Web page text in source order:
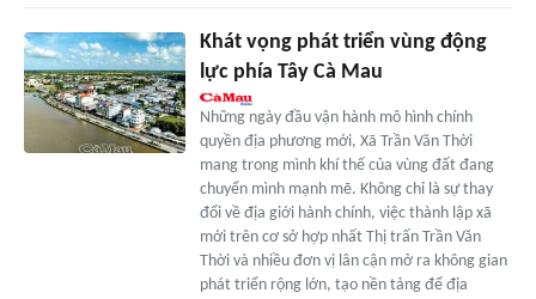
Khát vọng phát triển vùng động
lực phía Tây Cà Mau
Những ngày đầu vận hành mô hình chính
quyền địa phương mới, Xã Trần Văn Thời
mang trong mình khí thế của vùng đất đang
chuyển mình mạnh mẽ. Không chỉ là sự thay
đổi về địa giới hành chính, việc thành lập xã
mới trên cơ sở hợp nhất Thị trấn Trần Văn
Thời và nhiều đơn vị lân cận mở ra không gian
phát triển rộng lớn, tạo nền tảng để địa